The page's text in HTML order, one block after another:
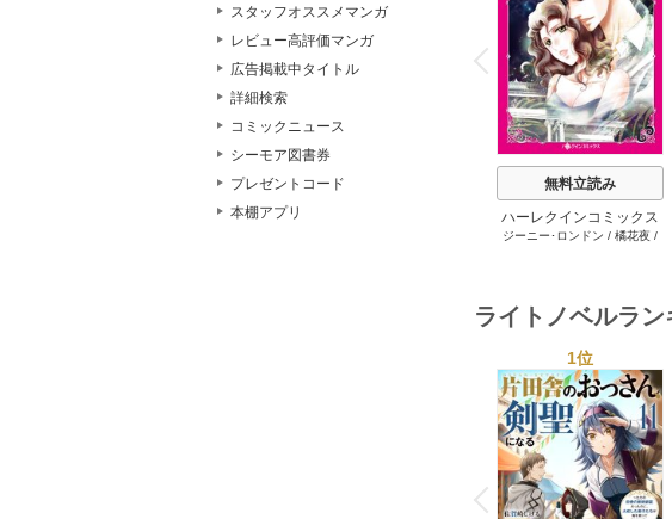
スタッフオススメマンガ
レビュー高評価マンガ
広告掲載中タイトル
詳細検索
コミックニュース
シーモア図書券
プレゼントコード
本棚アプリ
P
r
e
i
o
u
s
無料立読み
ハーレクインコミックス
セット 2026年 vol.1064
ジーニー･ロンドン / 橘花夜 /
ライトノベルラン
P
r
e
v
i
o
u
s
1位